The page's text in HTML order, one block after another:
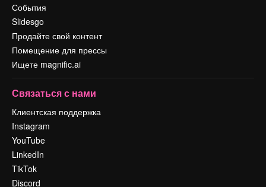
События
Slidesgo
Продайте свой контент
Помещение для прессы
Ищете magnific.ai
Связаться с нами
Клиентская поддержка
Instagram
YouTube
LinkedIn
TikTok
Discord